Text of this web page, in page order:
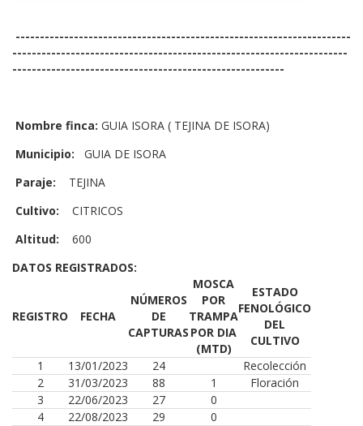
---------------------------------------------------------------------
---------------------------------------------------------------------
--------------------------------------------------------
Nombre finca: GUIA ISORA ( TEJINA DE ISORA)
Municipio:
GUIA DE ISORA
Paraje:
TEJINA
Cultivo:
CITRICOS
Altitud:
600
DATOS REGISTRADOS:
REGISTRO FECHA
NÚMEROS
DE
CAPTURAS
MOSCA
POR
TRAMPA
POR DIA
(MTD)
ESTADO
FENOLÓGICO
DEL
CULTIVO
1
13/01/2023 24
Recolección
2
31/03/2023 88 1
Floración
3
22/06/2023 27
0
4
22/08/2023 29
0